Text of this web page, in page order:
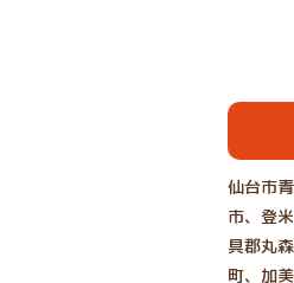
仙台市
市、登
具郡丸
町、加